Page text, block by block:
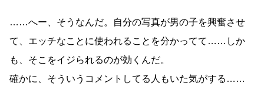
……へー、そうなんだ。自分の写真が男の子を興奮させ
て、エッチなことに使われることを分かってて……しか
も、そこをイジられるのが効くんだ。
確かに、そういうコメントしてる人もいた気がする……